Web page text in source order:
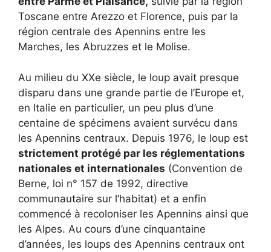
Toscane entre Arezzo et Florence, puis par la
région centrale des Apennins entre les
Marches, les Abruzzes et le Molise.
Au milieu du XXe siècle, le loup avait presque
disparu dans une grande partie de l’Europe et,
en Italie en particulier, un peu plus d’une
centaine de spécimens avaient survécu dans
les Apennins centraux. Depuis 1976, le loup est
strictement protégé par les réglementations
nationales et internationales (Convention de
Berne, loi n° 157 de 1992, directive
communautaire sur l’habitat) et a enfin
commencé à recoloniser les Apennins ainsi que
les Alpes. Au cours d’une cinquantaine
d’années, les loups des Apennins centraux ont